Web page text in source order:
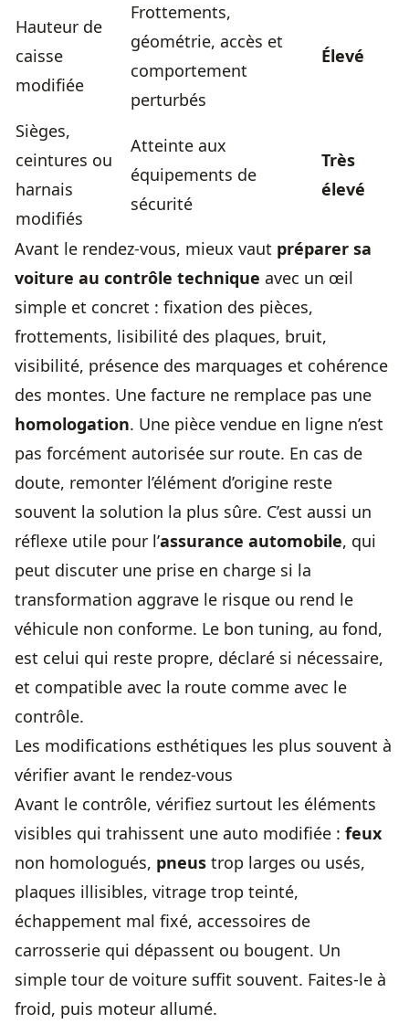
Hauteur de
caisse
modifiée
Frottements,
géométrie, accès et
comportement
perturbés
Élevé
Sièges,
ceintures ou
harnais
modifiés
Atteinte aux
équipements de
sécurité
Très
élevé
Avant le rendez-vous, mieux vaut préparer sa
voiture au contrôle technique avec un œil
simple et concret : fixation des pièces,
frottements, lisibilité des plaques, bruit,
visibilité, présence des marquages et cohérence
des montes. Une facture ne remplace pas une
homologation. Une pièce vendue en ligne n’est
pas forcément autorisée sur route. En cas de
doute, remonter l’élément d’origine reste
souvent la solution la plus sûre. C’est aussi un
réflexe utile pour l’assurance automobile, qui
peut discuter une prise en charge si la
transformation aggrave le risque ou rend le
véhicule non conforme. Le bon tuning, au fond,
est celui qui reste propre, déclaré si nécessaire,
et compatible avec la route comme avec le
contrôle.
Les modifications esthétiques les plus souvent à
vérifier avant le rendez-vous
Avant le contrôle, vérifiez surtout les éléments
visibles qui trahissent une auto modifiée : feux
non homologués, pneus trop larges ou usés,
plaques illisibles, vitrage trop teinté,
échappement mal fixé, accessoires de
carrosserie qui dépassent ou bougent. Un
simple tour de voiture suffit souvent. Faites-le à
froid, puis moteur allumé.